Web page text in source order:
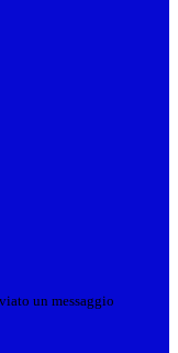
un messaggio